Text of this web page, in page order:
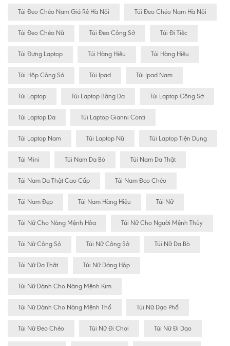
Túi Đeo Chéo Nam Giá Rẻ Hà Nội Túi Đeo Chéo Nam Hà Nội
Túi Đeo Chéo Nữ Túi Đeo Công Sở Túi Đi Tiệc
Túi Đựng Laptop Túi Hàng Hiêu Túi Hàng Hiệu
Túi Hộp Công Sở Túi Ipad Túi Ipad Nam
Túi Laptop Túi Laptop Bằng Da Túi Laptop Công Sở
Túi Laptop Da Túi Laptop Gianni Conti
Túi Laptop Nam Túi Laptop Nữ Túi Laptop Tiện Dụng
Túi Mini Túi Nam Da Bò Túi Nam Da Thật
Túi Nam Da Thật Cao Cấp Túi Nam Đeo Chéo
Túi Nam Đẹp Túi Nam Hàng Hiệu Túi Nữ
Túi Nữ Cho Nàng Mệnh Hỏa Túi Nữ Cho Người Mệnh Thủy
Túi Nữ Công Sỏ Túi Nữ Công Sở Túi Nữ Da Bò
Túi Nữ Da Thật Túi Nữ Dáng Hộp
Túi Nữ Dành Cho Nàng Mệnh Kim
Túi Nữ Dành Cho Nàng Mệnh Thổ Túi Nữ Dạo Phố
Túi Nữ Đeo Chéo Túi Nữ Đi Chơi Túi Nữ Đi Dạo